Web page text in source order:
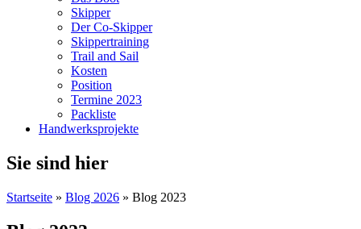
Skipper
Der Co-Skipper
Skippertraining
Trail and Sail
Kosten
Position
Termine 2023
Packliste
Handwerksprojekte
Sie sind hier
Startseite » Blog 2026 » Blog 2023